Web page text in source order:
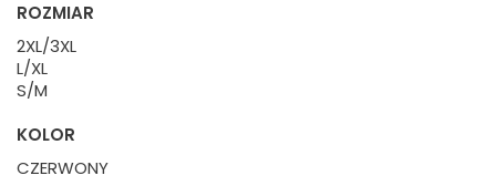
ROZMIAR
2XL/3XL
L/XL
S/M
KOLOR
CZERWONY